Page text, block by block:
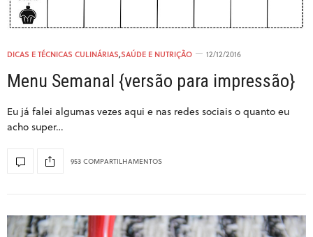
DICAS E TÉCNICAS CULINÁRIAS,SAÚDE E NUTRIÇÃO 12/12/2016
Menu Semanal {versão para impressão}
Eu já falei algumas vezes aqui e nas redes sociais o quanto eu
acho super…
953 COMPARTILHAMENTOS